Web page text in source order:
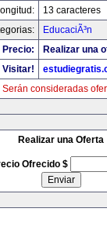
13 caracteres
EducaciÃ³n
Precio:
Realizar una
Visitar!
Serán consideradas
Realizar una Oferta
Ofrecido $